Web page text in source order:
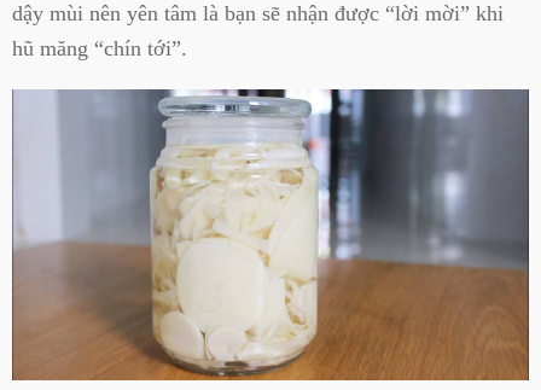
dậy mùi nên yên tâm là bạn sẽ nhận được “lời mời” khi
hũ măng “chín tới”.